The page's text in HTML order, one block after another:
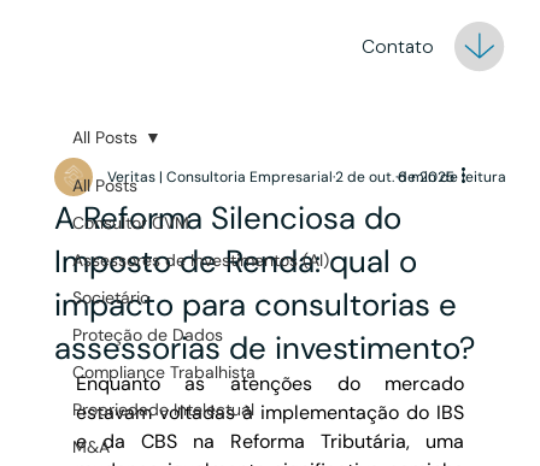
Contato
All Posts
Consultor CVM
Assessores de Investimentos (AI)
Societário
Proteção de Dados
Compliance Trabalhista
Propriedade Intelectual
M&A
All Posts
A Reforma Silenciosa do
Imposto de Renda: qual o
impacto para consultorias e
assessorias de investimento?
Veritas | Consultoria Empresarial2 de out. de 2025
6 min de leitura
Enquanto as atenções do mercado
estavam voltadas à implementação do IBS
e da CBS na Reforma Tributária, uma